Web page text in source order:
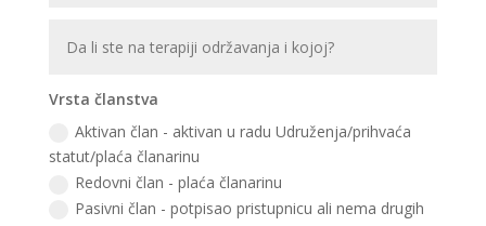
Vrsta članstva
Aktivan član - aktivan u radu Udruženja/prihvaća
statut/plaća članarinu
Redovni član - plaća članarinu
Pasivni član - potpisao pristupnicu ali nema drugih